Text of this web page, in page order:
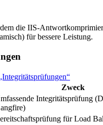
die IIS-
für bessere Leistung.
Zweck
Integritätsprüfung
für Load